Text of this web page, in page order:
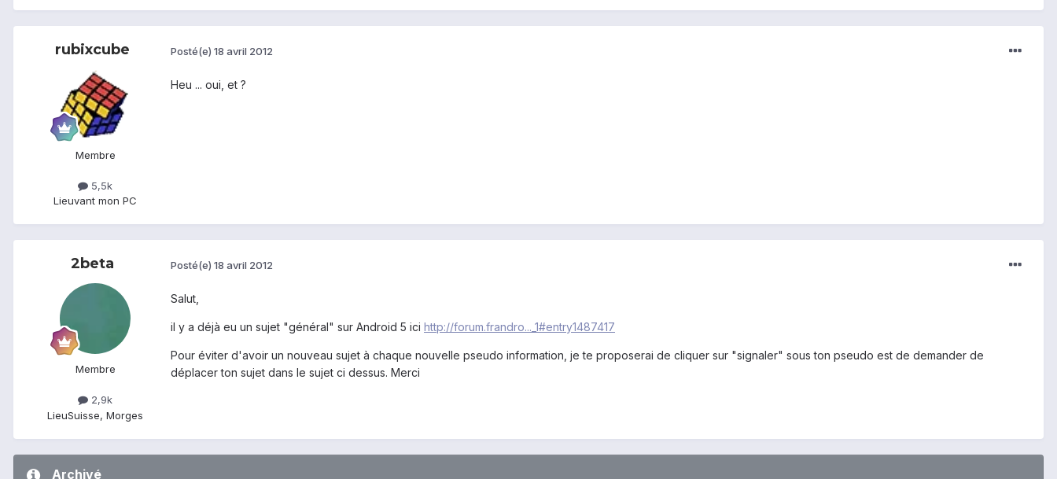
rubixcube
Membre
5,5k
Lieuvant mon PC
Posté(e) 18 avril 2012
Heu ... oui, et ?
2beta
Membre
2,9k
LieuSuisse, Morges
Posté(e) 18 avril 2012
Salut,
il y a déjà eu un sujet "général" sur Android 5 ici http://forum.frandro..._1#entry1487417
Pour éviter d'avoir un nouveau sujet à chaque nouvelle pseudo information, je te proposerai de cliquer sur "signaler" sous ton pseudo est de demander de
déplacer ton sujet dans le sujet ci dessus. Merci
Archivé